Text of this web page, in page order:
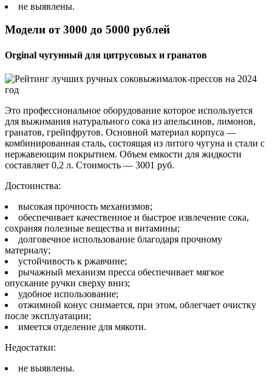
не выявлены.
Модели от 3000 до 5000 рублей
Orginal чугунный для цитрусовых и гранатов
Это профессиональное оборудование которое используется
для выжимания натурального сока из апельсинов, лимонов,
гранатов, грейпфрутов. Основной материал корпуса —
комбинированная сталь, состоящая из литого чугуна и стали с
нержавеющим покрытием. Объем емкости для жидкости
составляет 0,2 л. Стоимость — 3001 руб.
Достоинства:
высокая прочность механизмов;
обеспечивает качественное и быстрое извлечение сока,
сохраняя полезные вещества и витамины;
долговечное использование благодаря прочному
материалу;
устойчивость к ржавчине;
рычажный механизм пресса обеспечивает мягкое
опускание ручки сверху вниз;
удобное использование;
отжимной конус снимается, при этом, облегчает очистку
после эксплуатации;
имеется отделение для мякоти.
Недостатки:
не выявлены.